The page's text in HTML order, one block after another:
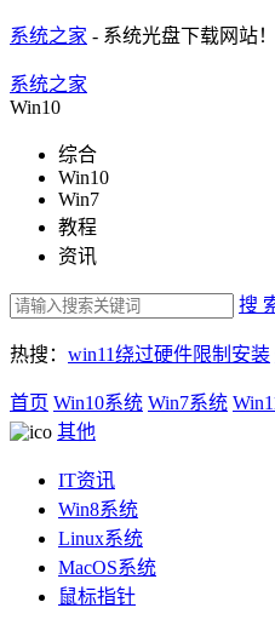
系统之家 - 系统光盘下载网站！
系统之家
Win10
综合
Win10
Win7
教程
资讯
搜
热搜： win11绕过硬件限制安装
首页 Win10系统 Win7系统
其他
IT资讯
Win8系统
Linux系统
MacOS系统
鼠标指针